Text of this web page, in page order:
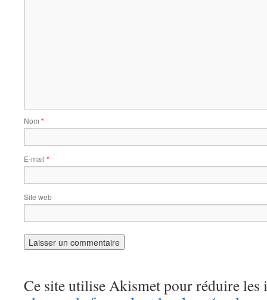
Nom *
E-mail *
Site web
Ce site utilise Akismet pour réduire les